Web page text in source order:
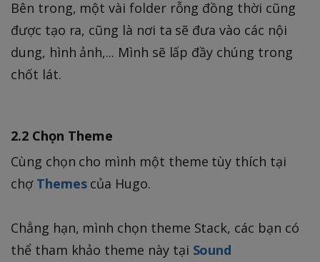
Bên trong, một vài folder rỗng đồng thời cũng
được tạo ra, cũng là nơi ta sẽ đưa vào các nội
dung, hình ảnh,... Mình sẽ lấp đầy chúng trong
chốt lát.
2.2 Chọn Theme
Cùng chọn cho mình một theme tùy thích tại
chợ Themescủa Hugo.
Chẳng hạn, mình chọn theme Stack, các bạn có
thể tham khảo theme này tại Sound